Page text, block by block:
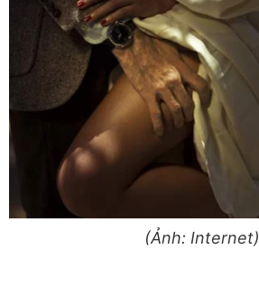
(Ảnh: Internet)